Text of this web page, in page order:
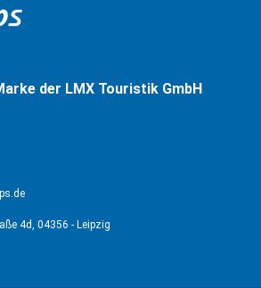
der LMX Touristik GmbH
4d , 04356 - Leipzig